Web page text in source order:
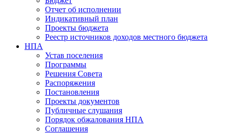
Отчет об исполнении
Индикативный план
Проекты бюджета
Реестр источников доходов местного бюджета
НПА
Устав поселения
Программы
Решения Совета
Распоряжения
Постановления
Проекты документов
Публичные слушания
Порядок обжалования НПА
Соглашения